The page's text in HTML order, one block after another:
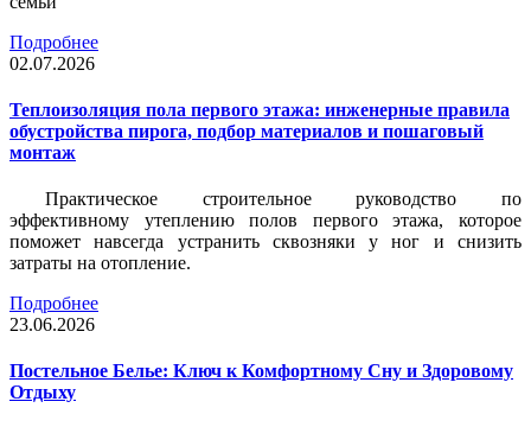
Подробнее
02.07.2026
Теплоизоляция пола первого этажа: инженерные правила
обустройства пирога, подбор материалов и пошаговый
монтаж
Практическое строительное руководство по
эффективному утеплению полов первого этажа, которое
поможет навсегда устранить сквозняки у ног и снизить
затраты на отопление.
Подробнее
23.06.2026
Постельное Белье: Ключ к Комфортному Сну и Здоровому
Отдыху